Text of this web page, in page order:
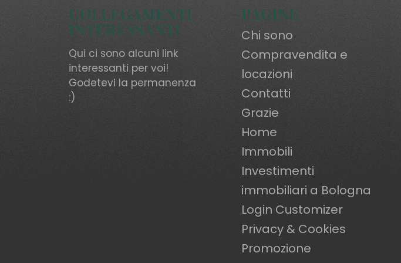
COLLEGAMENTI
INTERESSANTI
Qui ci sono alcuni link
interessanti per voi!
Godetevi la permanenza
:)
PAGINE
Chi sono
Compravendita e
locazioni
Contatti
Grazie
Home
Immobili
Investimenti
immobiliari a Bologna
Login Customizer
Privacy & Cookies
Promozione